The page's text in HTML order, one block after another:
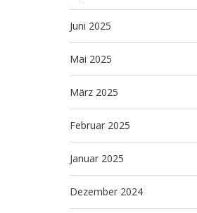
Juni 2025
Mai 2025
März 2025
Februar 2025
Januar 2025
Dezember 2024